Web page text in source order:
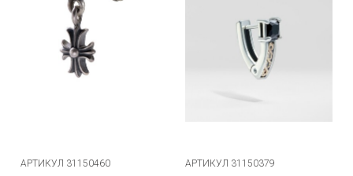
АРТИКУЛ 31150460 АРТИКУЛ 31150379